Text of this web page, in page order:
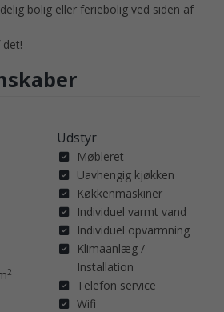
bolig eller feriebolig ved siden af
2
Udstyr
Møbleret
Uavhengig kjøkken
Køkkenmaskiner
Individuel varmt vand
Individuel opvarmning
Klimaanlæg /
Installation
Telefon service
Wifi